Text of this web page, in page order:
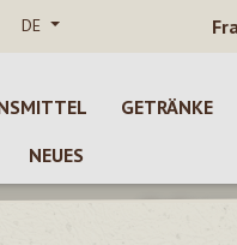
DE
GETRÄNKE
NEUES